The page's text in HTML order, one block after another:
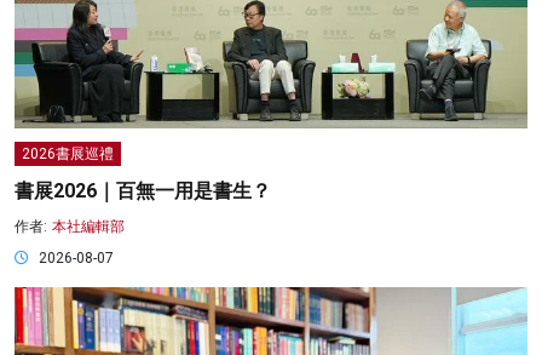
2026書展巡禮
書展2026｜百無一用是書生？
作者: 本社編輯部
2026-08-07